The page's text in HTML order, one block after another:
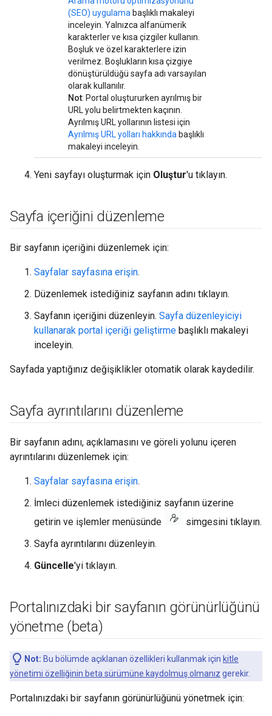
(SEO) uygulama başlıklı makaleyi
inceleyin. Yalnızca alfanümerik
karakterler ve kısa çizgiler kullanın.
Boşluk ve özel karakterlere izin
verilmez. Boşlukların kısa çizgiye
dönüştürüldüğü sayfa adı varsayılan
olarak kullanılır.
Not: Portal oluştururken ayrılmış bir
URL yolu belirtmekten kaçının.
Ayrılmış URL yollarının listesi için
Ayrılmış URL yolları hakkında başlıklı
makaleyi inceleyin.
Yeni sayfayı oluşturmak için Oluştur'u tıklayın.
Sayfa içeriğini düzenleme
Bir sayfanın içeriğini düzenlemek için:
Sayfalar sayfasına erişin.
Düzenlemek istediğiniz sayfanın adını tıklayın.
Sayfanın içeriğini düzenleyin. Sayfa düzenleyiciyi
kullanarak portal içeriği geliştirme başlıklı makaleyi
inceleyin.
Sayfada yaptığınız değişiklikler otomatik olarak kaydedilir.
Sayfa ayrıntılarını düzenleme
Bir sayfanın adını, açıklamasını ve göreli yolunu içeren
ayrıntılarını düzenlemek için:
Sayfalar sayfasına erişin.
İmleci düzenlemek istediğiniz sayfanın üzerine
getirin ve işlemler menüsünde
simgesini tıklayın.
Sayfa ayrıntılarını düzenleyin.
Güncelle'yi tıklayın.
Portalınızdaki bir sayfanın görünürlüğünü
yönetme (beta)
Not: Bu bölümde açıklanan özellikleri kullanmak için kitle
yönetimi özelliğinin beta sürümüne kaydolmuş olmanız gerekir.
Portalınızdaki bir sayfanın görünürlüğünü yönetmek için: